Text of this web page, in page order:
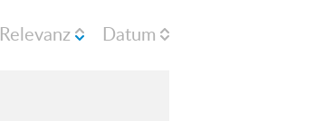
Relevanz Datum